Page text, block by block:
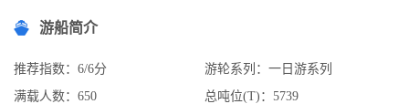
游船简介
推荐指数：6/6分
游轮系列：一日游系列
满载人数：650
总吨位(T)：5739